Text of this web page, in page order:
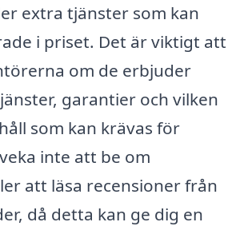
extra tjänster som kan
i priset. Det är viktigt att
om de erbjuder
garantier och vilken
som kan krävas för
inte att be om
att läsa recensioner från
då detta kan ge dig en